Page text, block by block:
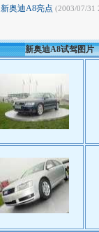
新奥迪A8亮点 (2003/07/31
新奥迪A8试驾图片